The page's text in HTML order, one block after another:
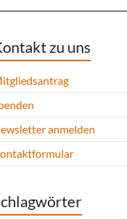
zu uns
anmelden